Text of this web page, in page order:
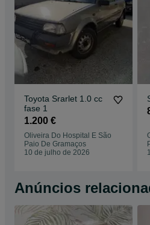
Toyota Srarlet 1.0 cc
fase 1
1.200 €
Oliveira Do Hospital E São
Paio De Gramaços
10 de julho de 2026
Anúncios